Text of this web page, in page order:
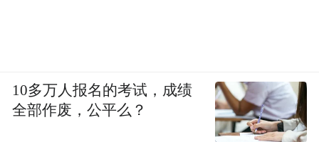
10多万人报名的考试，成绩
全部作废，公平么？